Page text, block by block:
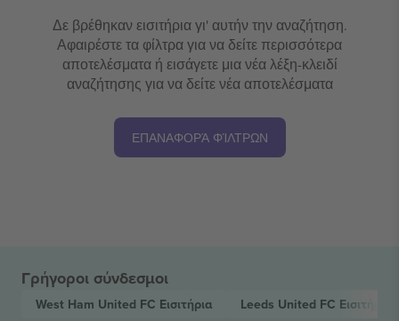
Δε βρέθηκαν εισιτήρια γι' αυτήν την αναζήτηση.
Αφαιρέστε τα φίλτρα για να δείτε περισσότερα
αποτελέσματα ή εισάγετε μια νέα λέξη-κλειδί
αναζήτησης για να δείτε νέα αποτελέσματα
ΕΠΑΝΑΦΟΡΆ ΦΊΛΤΡΩΝ
Γρήγοροι σύνδεσμοι
West Ham United FC Εισιτήρια Leeds United FC Εισιτήρια